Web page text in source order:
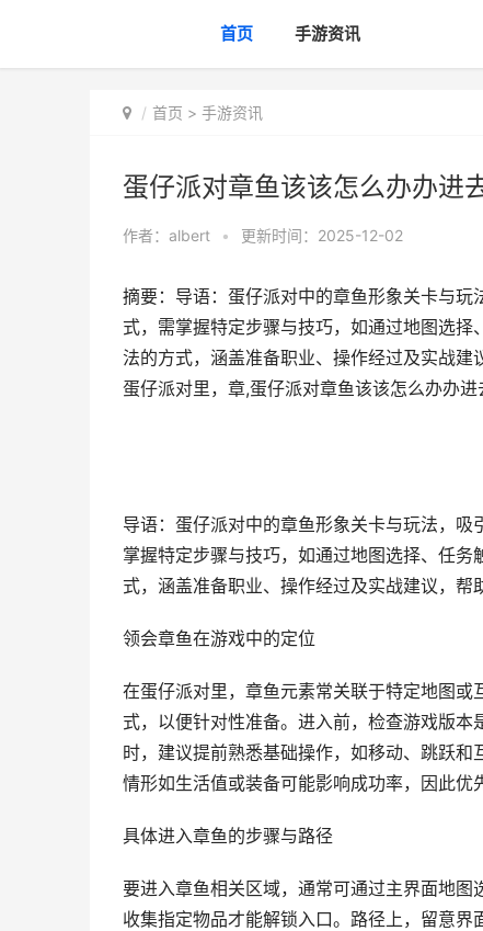
首页 手游资讯
首页 > 手游资讯
蛋仔派对章鱼该该怎么办办进
作者： albert • 更新时间：2025-12-02
摘要：导语：蛋仔派对中的章鱼形象关卡与
式，需掌握特定步骤与技巧，如通过地图选
法的方式，涵盖准备职业、操作经过及实战
蛋仔派对里，章,蛋仔派对章鱼该该怎么办办进
导语：蛋仔派对中的章鱼形象关卡与玩法，
掌握特定步骤与技巧，如通过地图选择、任
式，涵盖准备职业、操作经过及实战建议，帮
领会章鱼在游戏中的定位
在蛋仔派对里，章鱼元素常关联于特定地图
式，以便针对性准备。进入前，检查游戏版
时，建议提前熟悉基础操作，如移动、跳跃
情形如生活值或装备可能影响成功率，因此优
具体进入章鱼的步骤与路径
要进入章鱼相关区域，通常可通过主界面地
收集指定物品才能解锁入口。路径上，留意